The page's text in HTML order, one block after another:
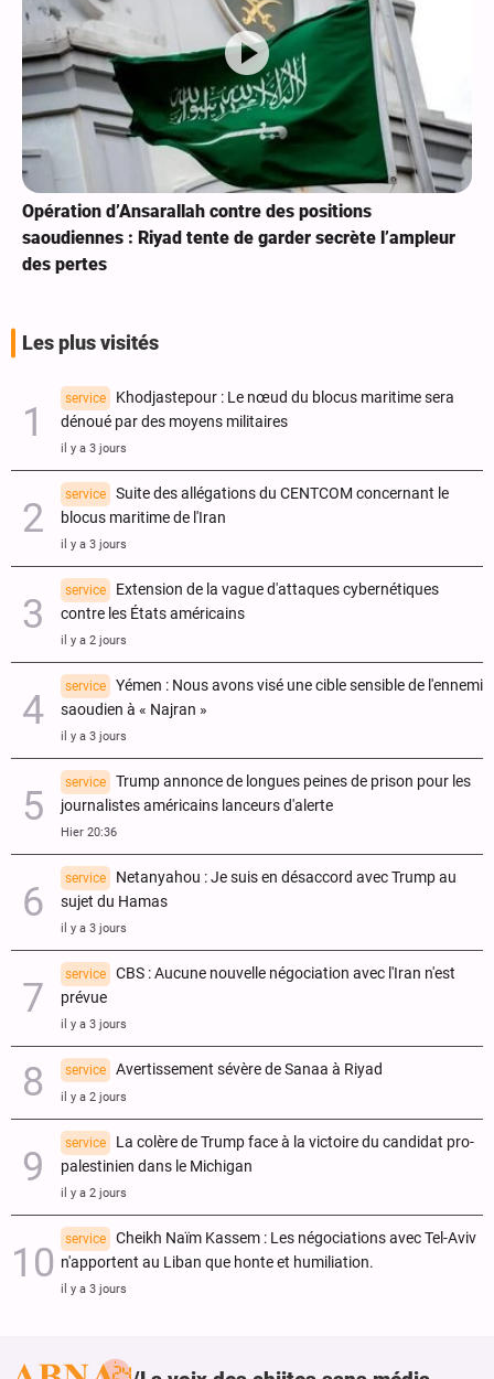
Opération d’Ansarallah contre des positions
saoudiennes : Riyad tente de garder secrète l’ampleur
des pertes
Les plus visités
service
Khodjastepour : Le nœud du blocus maritime sera
dénoué par des moyens militaires
il y a 3 jours
service
Suite des allégations du CENTCOM concernant le
blocus maritime de l'Iran
il y a 3 jours
service
Extension de la vague d'attaques cybernétiques
contre les États américains
il y a 2 jours
service
Yémen : Nous avons visé une cible sensible de l'ennemi
saoudien à « Najran »
il y a 3 jours
service
Trump annonce de longues peines de prison pour les
journalistes américains lanceurs d'alerte
Hier 20:36
service
Netanyahou : Je suis en désaccord avec Trump au
sujet du Hamas
il y a 3 jours
service
CBS : Aucune nouvelle négociation avec l'Iran n'est
prévue
il y a 3 jours
service Avertissement sévère de Sanaa à Riyad
il y a 2 jours
service
La colère de Trump face à la victoire du candidat pro-
palestinien dans le Michigan
il y a 2 jours
service
Cheikh Naïm Kassem : Les négociations avec Tel-Aviv
n'apportent au Liban que honte et humiliation.
il y a 3 jours